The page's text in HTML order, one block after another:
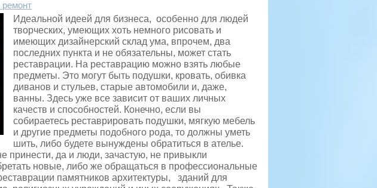
ремонт
Идеальной идеей для бизнеса, особенно для людей
творческих, умеющих хоть немного рисовать и
имеющих дизайнерский склад ума, впрочем, два
последних пункта и не обязательны, может стать
реставрации. На реставрацию можно взять любые
предметы. Это могут быть подушки, кровать, обивка
диванов и стульев, старые автомобили и, даже,
ванны. Здесь уже все зависит от ваших личных
качеств и способностей. Конечно, если вы
собираетесь реставрировать подушки, мягкую мебель
и другие предметы подобного рода, то должны уметь
шить, либо будете вынуждены обратиться в ателье.
принести, да и люди, зачастую, не привыкли
новые, либо же обращаться в профессиональные
памятников архитектуры, зданий для